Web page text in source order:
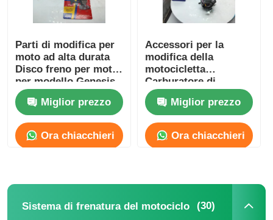
Parti di modifica per
moto ad alta durata
Disco freno per moto
per modello Genesis
GXT
Miglior prezzo
Ora chiacchieri
Accessori per la
modifica della
motocicletta
Carburatore di
ricambio per
motocicletta per GXT
Modello CB125
Miglior prezzo
Ora chiacchieri
Sistema di frenatura del motociclo (30)